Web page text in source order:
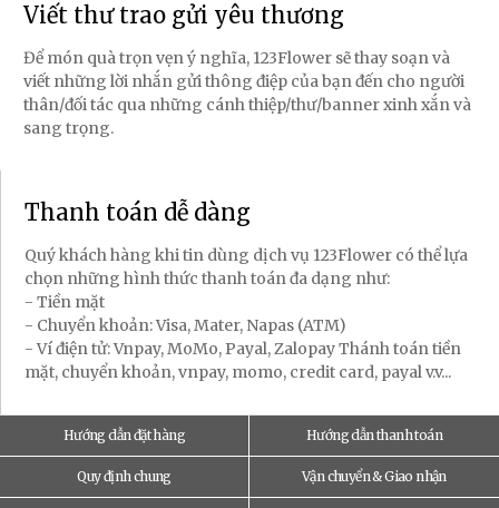
Viết thư trao gửi yêu thương
Để món quà trọn vẹn ý nghĩa, 123Flower sẽ thay soạn và
viết những lời nhắn gửi thông điệp của bạn đến cho người
thân/đối tác qua những cánh thiệp/thư/banner xinh xắn và
sang trọng.
Thanh toán dễ dàng
Quý khách hàng khi tin dùng dịch vụ 123Flower có thể lựa
chọn những hình thức thanh toán đa dạng như:
- Tiền mặt
- Chuyển khoản: Visa, Mater, Napas (ATM)
- Ví điện tử: Vnpay, MoMo, Payal, Zalopay Thánh toán tiền
mặt, chuyển khoản, vnpay, momo, credit card, payal v.v...
Hướng dẫn đặt hàng Hướng dẫn thanh toán
Quy định chung Vận chuyển & Giao nhận